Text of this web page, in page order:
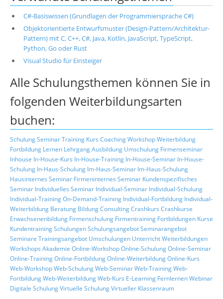
C#-Basiswissen (Grundlagen der Programmiersprache C#)
Objektorientierte Entwurfsmuster (Design-Pattern/Architektur-
Pattern) mit C, C++, C#, Java, Kotlin, JavaScript, TypeScript,
Python, Go oder Rust
Visual Studio für Einsteiger
Alle Schulungsthemen können Sie in
folgenden Weiterbildungsarten
buchen:
SchulungSeminarTraining Kurs CoachingWorkshopWeiterbildung
Fortbildung Lernen LehrgangAusbildung Umschulung Firmenseminar
Inhouse In-House-Kurs In-House-Training In-House-Seminar In-House-
Schulung In-Haus-Schulung Im-Haus-Seminar Im-Haus-Schulung
Hausinternes Seminar Firmeninternes Seminar Kundenspezifisches
Seminar Individuelles Seminar Individual-Seminar Individual-Schulung
Individual-TrainingOn-Demand-Training Individual-Fortbildung Individual-
Weiterbildung Beratung BildungConsultingCrashkurs Crashkurse
Erwachsenenbildung Firmenschulung Firmentraining Fortbildungen Kurse
KundentrainingSchulungenSchulungsangebotSeminarangebot
Seminare Trainingsangebot Umschulungen UnterrichtWeiterbildungen
Workshops Akademie Online-WorkshopOnline-SchulungOnline-Seminar
Online-TrainingOnline-FortbildungOnline-WeiterbildungOnline-Kurs
Web-WorkshopWeb-SchulungWeb-SeminarWeb-TrainingWeb-
FortbildungWeb-WeiterbildungWeb-Kurs E-Learning FernlernenWebinar
Digitale SchulungVirtuelle SchulungVirtueller Klassenraum